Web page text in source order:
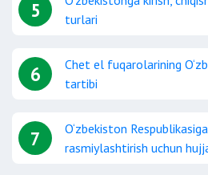
5
turlari
6
Chet el fuqarolarining
tartibi
7
O‘zbekiston
rasmiylashtirish uchun